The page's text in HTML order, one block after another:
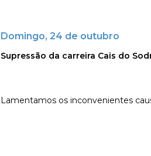
Domingo, 24 de outubro
Supressão da carreira Cais do
Lamentamos os inconvenientes